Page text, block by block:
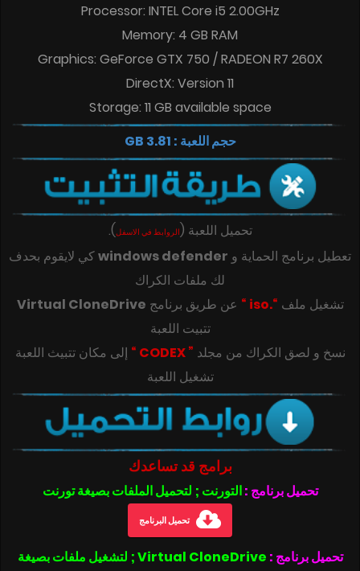
Processor: INTEL Core i5 2.00GHz
Memory: 4 GB RAM
Graphics: GeForce GTX 750 / RADEON R7 260X
DirectX: Version 11
Storage: 11 GB available space
حجم اللعبة : 3.81 GB
تحميل اللعبة (الروابط في الاسفل)
.
تعطيل برنامج الحماية و windows defenderكي لايقوم بحدف
لك ملفات الكراك
تشغيل ملف “.iso “ عن طريق برنامج Virtual CloneDrive
تتبيت اللعبة
‎‫نسخ و لصق الكراك من مجلد ” CODEX “
تشغيل اللعبة
برامج قد تساعدك
تحميل برنامج :التورنت ; لتحميل الملفات بصيغة تورنت
تحميل البرنامج
تحميل برنامج :
Virtual CloneDrive ; لتشغيل ملفات بصيغة